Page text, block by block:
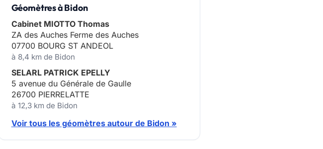
Géomètres à Bidon
Cabinet MIOTTO Thomas
ZA des Auches Ferme des Auches
07700 BOURG ST ANDEOL
à 8,4 km de Bidon
SELARL PATRICK EPELLY
5 avenue du Générale de Gaulle
26700 PIERRELATTE
à 12,3 km de Bidon
Voir tous les géomètres autour de Bidon »